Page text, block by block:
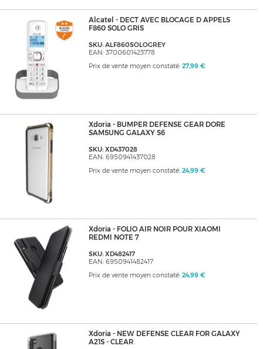
Alcatel - DECT AVEC BLOCAGE D APPELS
F860 SOLO GRIS
SKU: ALF860SOLOGREY
EAN: 3700601423778
Prix de vente moyen constaté: 27,99 €
Xdoria - BUMPER DEFENSE GEAR DORE
SAMSUNG GALAXY S6
SKU: XD437028
EAN: 6950941437028
Prix de vente moyen constaté: 24,99 €
Xdoria - FOLIO AIR NOIR POUR XIAOMI
REDMI NOTE 7
SKU: XD482417
EAN: 6950941482417
Prix de vente moyen constaté: 24,99 €
Xdoria - NEW DEFENSE CLEAR FOR GALAXY
A21S - CLEAR